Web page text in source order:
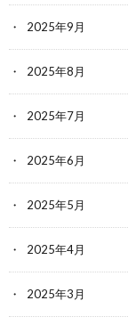
2025年9月
2025年8月
2025年7月
2025年6月
2025年5月
2025年4月
2025年3月